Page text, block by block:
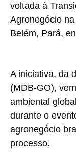
voltada à
Agronegócio
Belém, Pará,
A iniciativa, da
(MDB-GO),
ambiental
durante o
agronegócio
processo.